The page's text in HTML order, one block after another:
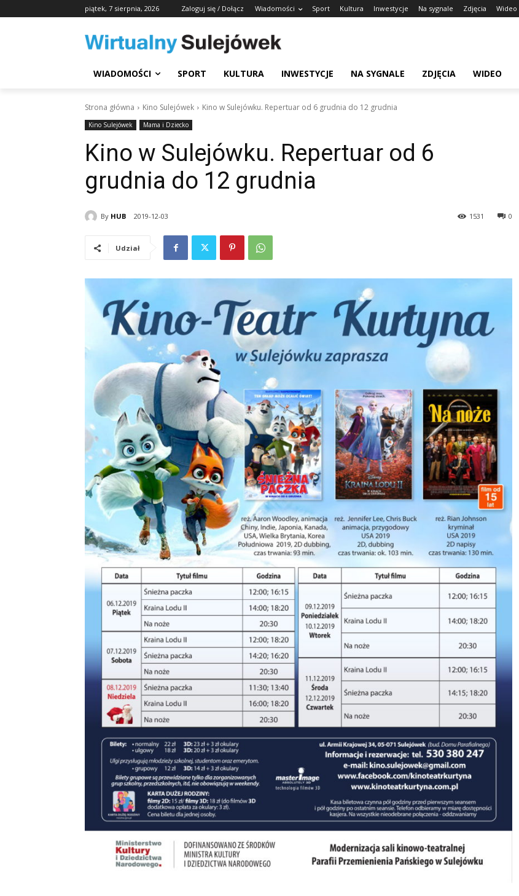
piątek, 7 sierpnia, 2026 Zaloguj się / Dołącz Wiadomości Sport Kultura Inwestycje Na sygnale Zdjęcia Wideo
WIADOMOŚCI SPORT KULTURA INWESTYCJE NA SYGNALE ZDJĘCIA WIDEO
Strona główna Kino Sulejówek Kino w Sulejówku. Repertuar od 6 grudnia do 12 grudnia
Kino Sulejówek Mama i Dziecko
Kino w Sulejówku. Repertuar od 6
grudnia do 12 grudnia
By HUB 2019-12-03 0
1531
Udział